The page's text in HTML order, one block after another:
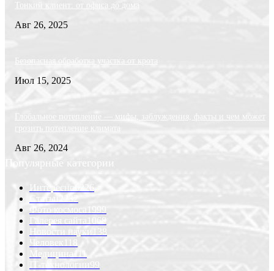
Тонкий клиент: от офиса до дома
Авг 26, 2025
Безопасная обработка участка от крота
Июл 15, 2025
Глобальное потепление — мифы, заблуждения, факты и чем может
грозить потепление климата
Авг 26, 2024
Популярные категории
Интересно
6226
Статьи
Фото космоса
1999
Галерея сайта 1068
Новости науки
Человек
Медицина
IT-технологии99